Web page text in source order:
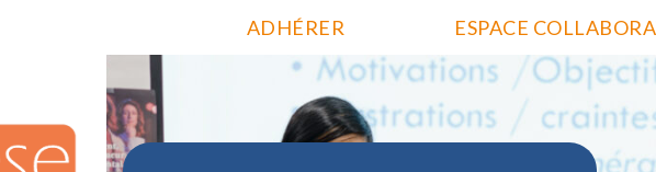
ESPACE
ADHÉRER